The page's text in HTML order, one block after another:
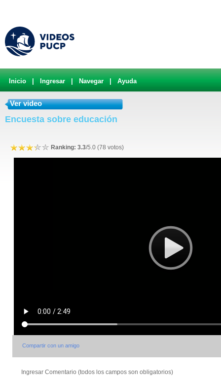
Inicio Ingresar Navegar Ayuda
Ver video
Encuesta sobre educación
Ranking: 3.3/5.0 (78 votos)
Compartir con un amigo
Ingresar Comentario (todos los campos son obligatorios)